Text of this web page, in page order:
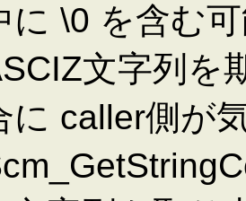
に \0 を含む
文字列を
に caller側が